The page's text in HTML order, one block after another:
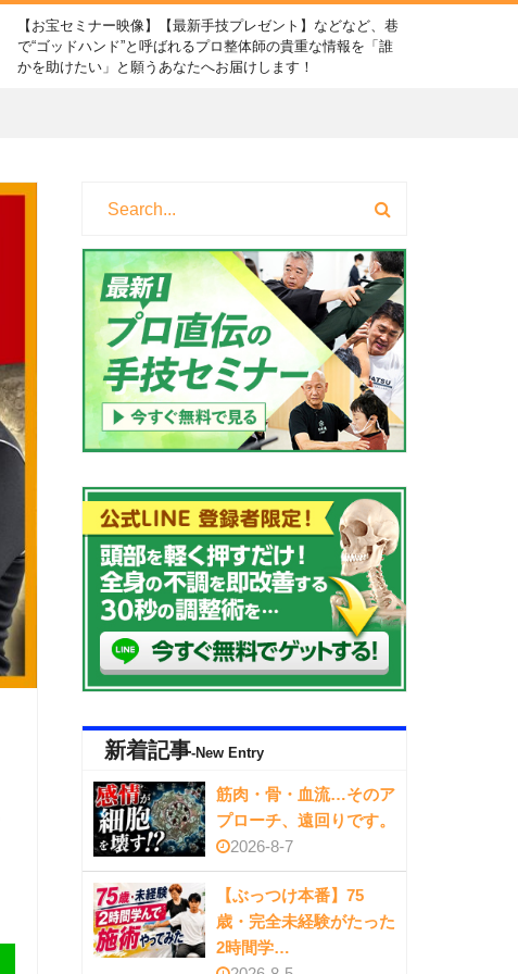
【お宝セミナー映像】【最新手技プレゼント】などなど、巷
で“ゴッドハンド”と呼ばれるプロ整体師の貴重な情報を「誰
かを助けたい」と願うあなたへお届けします！
新着記事-New Entry
筋肉・骨・血流…そのア
プローチ、遠回りです。
2026-8-7
【ぶっつけ本番】75
歳・完全未経験がたった
2時間学…